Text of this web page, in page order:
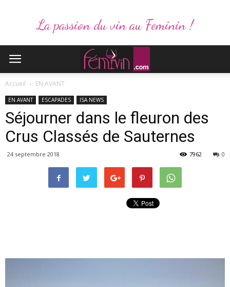
La passion du vin au Feminin !
Accueil EN AVANT
EN AVANT ESCAPADES ISA NEWS
Séjourner dans le fleuron des
Crus Classés de Sauternes
24 septembre 2018 0
7962